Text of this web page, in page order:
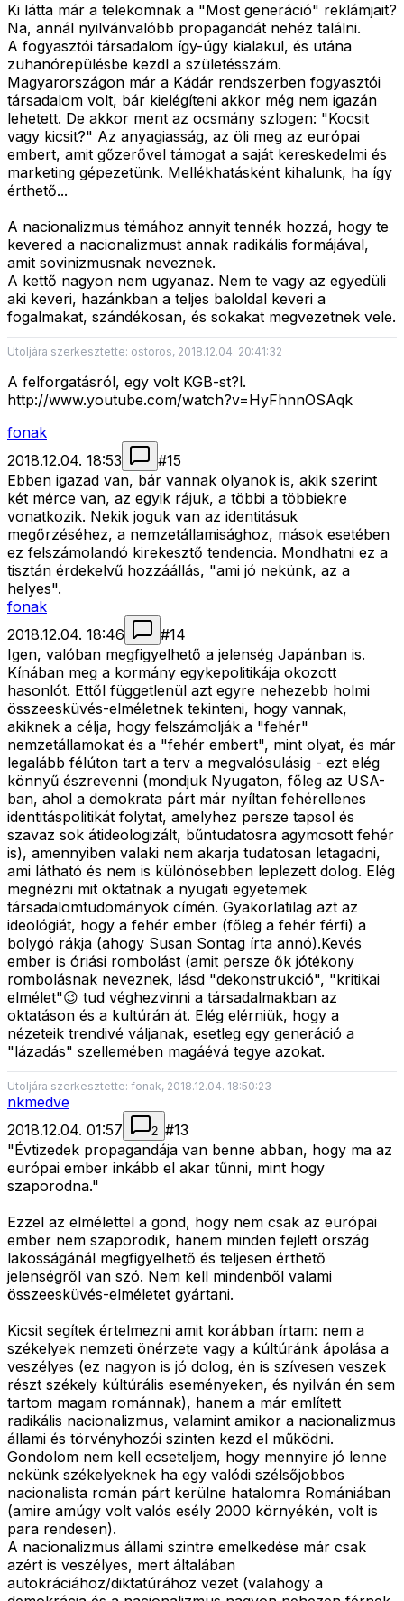
Ki látta már a telekomnak a "Most generáció" reklámjait?
Na, annál nyilvánvalóbb propagandát nehéz találni.
A fogyasztói társadalom így-úgy kialakul, és utána
zuhanórepülésbe kezdl a születésszám.
Magyarországon már a Kádár rendszerben fogyasztói
társadalom volt, bár kielégíteni akkor még nem igazán
lehetett. De akkor ment az ocsmány szlogen: "Kocsit
vagy kicsit?" Az anyagiasság, az öli meg az európai
embert, amit gőzerővel támogat a saját kereskedelmi és
marketing gépezetünk. Mellékhatásként kihalunk, ha így
érthető...
A nacionalizmus témához annyit tennék hozzá, hogy te
kevered a nacionalizmust annak radikális formájával,
amit sovinizmusnak neveznek.
A kettő nagyon nem ugyanaz. Nem te vagy az egyedüli
aki keveri, hazánkban a teljes baloldal keveri a
fogalmakat, szándékosan, és sokakat megvezetnek vele.
Utoljára szerkesztette: ostoros, 2018.12.04. 20:41:32
A felforgatásról, egy volt KGB-st?l.
http://www.youtube.com/watch?v=HyFhnnOSAqk
fonak
2018.12.04. 18:53
#15
Ebben igazad van, bár vannak olyanok is, akik szerint
két mérce van, az egyik rájuk, a többi a többiekre
vonatkozik. Nekik joguk van az identitásuk
megőrzéséhez, a nemzetállamisághoz, mások esetében
ez felszámolandó kirekesztő tendencia. Mondhatni ez a
tisztán érdekelvű hozzáállás, "ami jó nekünk, az a
helyes".
fonak
2018.12.04. 18:46
#14
Igen, valóban megfigyelhető a jelenség Japánban is.
Kínában meg a kormány egykepolitikája okozott
hasonlót. Ettől függetlenül azt egyre nehezebb holmi
összeesküvés-elméletnek tekinteni, hogy vannak,
akiknek a célja, hogy felszámolják a "fehér"
nemzetállamokat és a "fehér embert", mint olyat, és már
legalább félúton tart a terv a megvalósulásig - ezt elég
könnyű észrevenni (mondjuk Nyugaton, főleg az USA-
ban, ahol a demokrata párt már nyíltan fehérellenes
identitáspolitikát folytat, amelyhez persze tapsol és
szavaz sok átideologizált, bűntudatosra agymosott fehér
is), amennyiben valaki nem akarja tudatosan letagadni,
ami látható és nem is különösebben leplezett dolog. Elég
megnézni mit oktatnak a nyugati egyetemek
társadalomtudományok címén. Gyakorlatilag azt az
ideológiát, hogy a fehér ember (főleg a fehér férfi) a
bolygó rákja (ahogy Susan Sontag írta annó).Kevés
ember is óriási rombolást (amit persze ők jótékony
rombolásnak neveznek, lásd "dekonstrukció", "kritikai
elmélet"😉 tud véghezvinni a társadalmakban az
oktatáson és a kultúrán át. Elég elérniük, hogy a
nézeteik trendivé váljanak, esetleg egy generáció a
"lázadás" szellemében magáévá tegye azokat.
Utoljára szerkesztette: fonak, 2018.12.04. 18:50:23
nkmedve
2018.12.04. 01:57
2 #13
"Évtizedek propagandája van benne abban, hogy ma az
európai ember inkább el akar tűnni, mint hogy
szaporodna."
Ezzel az elmélettel a gond, hogy nem csak az európai
ember nem szaporodik, hanem minden fejlett ország
lakosságánál megfigyelhető és teljesen érthető
jelenségről van szó. Nem kell mindenből valami
összeesküvés-elméletet gyártani.
Kicsit segítek értelmezni amit korábban írtam: nem a
székelyek nemzeti önérzete vagy a kúltúránk ápolása a
veszélyes (ez nagyon is jó dolog, én is szívesen veszek
részt székely kúltúrális eseményeken, és nyilván én sem
tartom magam románnak), hanem a már említett
radikális nacionalizmus, valamint amikor a nacionalizmus
állami és törvényhozói szinten kezd el működni.
Gondolom nem kell ecseteljem, hogy mennyire jó lenne
nekünk székelyeknek ha egy valódi szélsőjobbos
nacionalista román párt kerülne hatalomra Romániában
(amire amúgy volt valós esély 2000 környékén, volt is
para rendesen).
A nacionalizmus állami szintre emelkedése már csak
azért is veszélyes, mert általában
autokráciához/diktatúrához vezet (valahogy a